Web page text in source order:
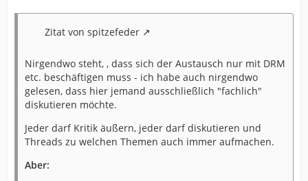
Zitat von spitzefeder
Nirgendwo steht, , dass sich der Austausch nur mit DRM
etc. beschäftigen muss - ich habe auch nirgendwo
gelesen, dass hier jemand ausschließlich "fachlich"
diskutieren möchte.
Jeder darf Kritik äußern, jeder darf diskutieren und
Threads zu welchen Themen auch immer aufmachen.
Aber: